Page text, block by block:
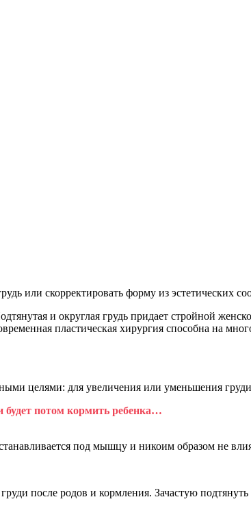
или скорректировать форму из эстетических
и округлая грудь придает стройной
пластическая хирургия способна на
целями: для увеличения или уменьшения
потом кормить ребенка…
под мышцу и никоим образом не
после родов и кормления. Зачастую